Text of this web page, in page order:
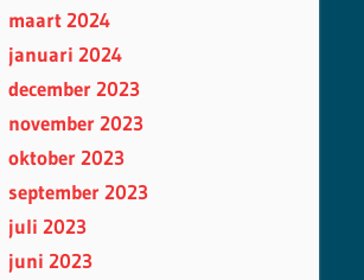
maart 2024
januari 2024
december 2023
november 2023
oktober 2023
september 2023
juli 2023
juni 2023